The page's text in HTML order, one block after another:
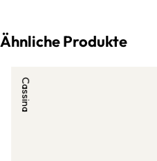
Ähnliche Produkte
Cassina